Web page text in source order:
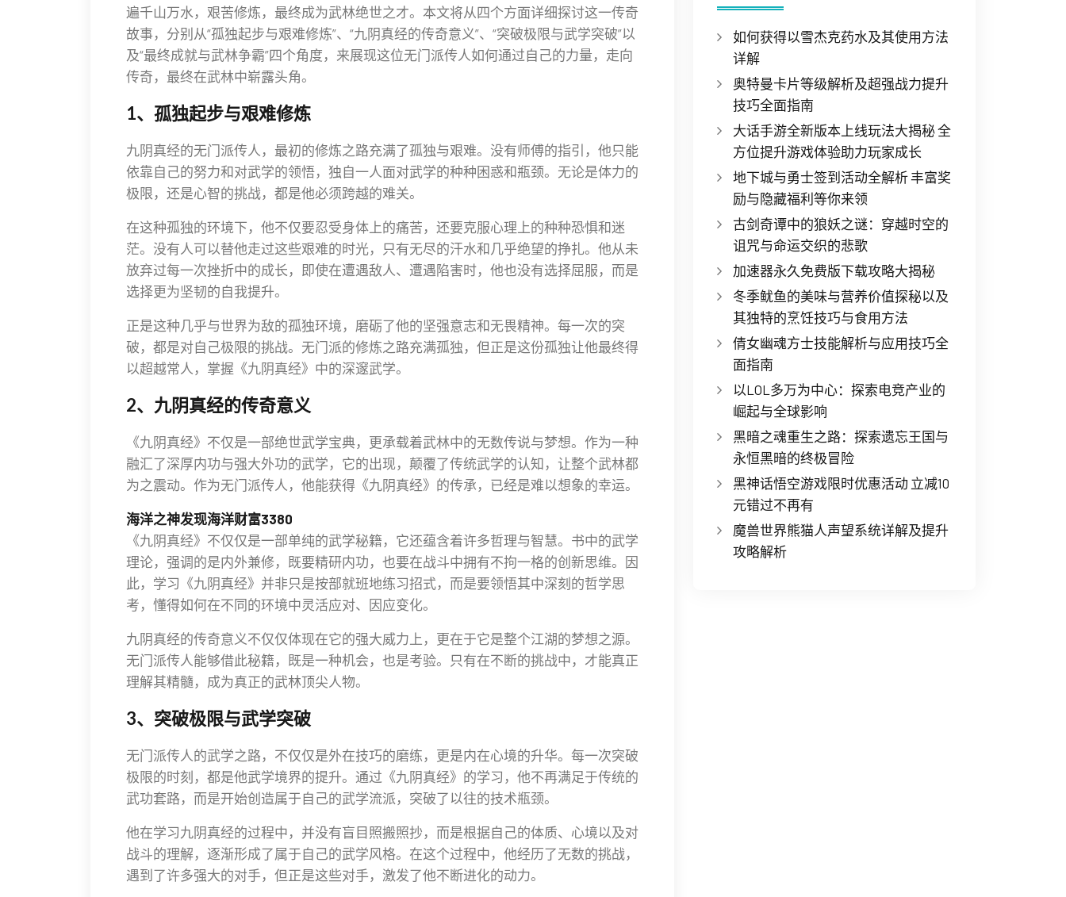
遍千山万水，艰苦修炼，最终成为武林绝世之才。本文将从四个方面详细探讨这一传奇
故事，分别从“孤独起步与艰难修炼”、“九阴真经的传奇意义”、“突破极限与武学突破”以
及“最终成就与武林争霸”四个角度，来展现这位无门派传人如何通过自己的力量，走向
传奇，最终在武林中崭露头角。
1、孤独起步与艰难修炼
九阴真经的无门派传人，最初的修炼之路充满了孤独与艰难。没有师傅的指引，他只能
依靠自己的努力和对武学的领悟，独自一人面对武学的种种困惑和瓶颈。无论是体力的
极限，还是心智的挑战，都是他必须跨越的难关。
在这种孤独的环境下，他不仅要忍受身体上的痛苦，还要克服心理上的种种恐惧和迷
茫。没有人可以替他走过这些艰难的时光，只有无尽的汗水和几乎绝望的挣扎。他从未
放弃过每一次挫折中的成长，即使在遭遇敌人、遭遇陷害时，他也没有选择屈服，而是
选择更为坚韧的自我提升。
正是这种几乎与世界为敌的孤独环境，磨砺了他的坚强意志和无畏精神。每一次的突
破，都是对自己极限的挑战。无门派的修炼之路充满孤独，但正是这份孤独让他最终得
以超越常人，掌握《九阴真经》中的深邃武学。
2、九阴真经的传奇意义
《九阴真经》不仅是一部绝世武学宝典，更承载着武林中的无数传说与梦想。作为一种
融汇了深厚内功与强大外功的武学，它的出现，颠覆了传统武学的认知，让整个武林都
为之震动。作为无门派传人，他能获得《九阴真经》的传承，已经是难以想象的幸运。
海洋之神发现海洋财富3380
《九阴真经》不仅仅是一部单纯的武学秘籍，它还蕴含着许多哲理与智慧。书中的武学
理论，强调的是内外兼修，既要精研内功，也要在战斗中拥有不拘一格的创新思维。因
此，学习《九阴真经》并非只是按部就班地练习招式，而是要领悟其中深刻的哲学思
考，懂得如何在不同的环境中灵活应对、因应变化。
九阴真经的传奇意义不仅仅体现在它的强大威力上，更在于它是整个江湖的梦想之源。
无门派传人能够借此秘籍，既是一种机会，也是考验。只有在不断的挑战中，才能真正
理解其精髓，成为真正的武林顶尖人物。
3、突破极限与武学突破
无门派传人的武学之路，不仅仅是外在技巧的磨练，更是内在心境的升华。每一次突破
极限的时刻，都是他武学境界的提升。通过《九阴真经》的学习，他不再满足于传统的
武功套路，而是开始创造属于自己的武学流派，突破了以往的技术瓶颈。
他在学习九阴真经的过程中，并没有盲目照搬照抄，而是根据自己的体质、心境以及对
战斗的理解，逐渐形成了属于自己的武学风格。在这个过程中，他经历了无数的挑战，
遇到了许多强大的对手，但正是这些对手，激发了他不断进化的动力。
如何获得以雪杰克药水及其使用方法
详解
奥特曼卡片等级解析及超强战力提升
技巧全面指南
大话手游全新版本上线玩法大揭秘 全
方位提升游戏体验助力玩家成长
地下城与勇士签到活动全解析 丰富奖
励与隐藏福利等你来领
古剑奇谭中的狼妖之谜：穿越时空的
诅咒与命运交织的悲歌
加速器永久免费版下载攻略大揭秘
冬季鱿鱼的美味与营养价值探秘以及
其独特的烹饪技巧与食用方法
倩女幽魂方士技能解析与应用技巧全
面指南
以LOL多万为中心：探索电竞产业的
崛起与全球影响
黑暗之魂重生之路：探索遗忘王国与
永恒黑暗的终极冒险
黑神话悟空游戏限时优惠活动 立减10
元错过不再有
魔兽世界熊猫人声望系统详解及提升
攻略解析